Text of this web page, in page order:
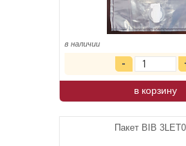
в наличии
в корзину
Пакет BIB